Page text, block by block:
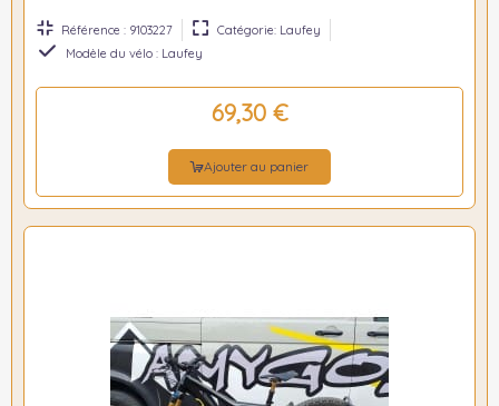
Référence : 9103227
Catégorie: Laufey
Modèle du vélo : Laufey
69,30 €
Ajouter au panier